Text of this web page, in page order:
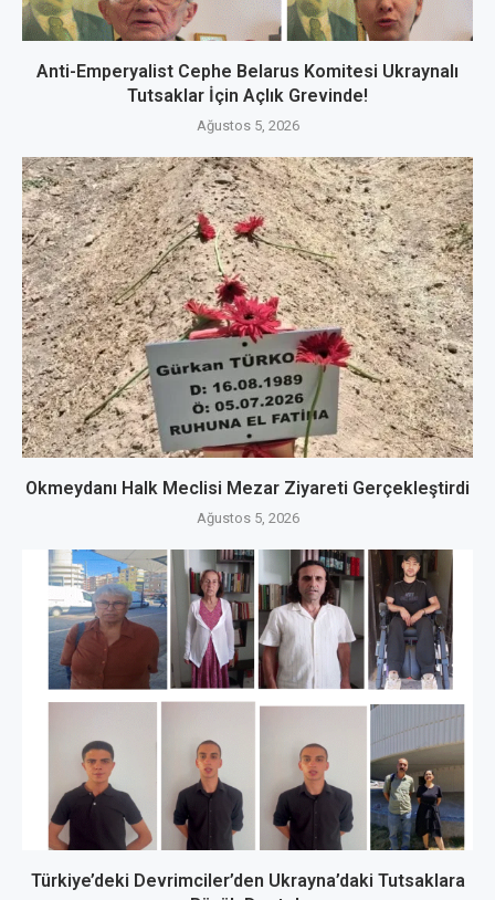
Anti-Emperyalist Cephe Belarus Komitesi Ukraynalı
Tutsaklar İçin Açlık Grevinde!
Ağustos 5, 2026
Okmeydanı Halk Meclisi Mezar Ziyareti Gerçekleştirdi
Ağustos 5, 2026
Türkiye’deki Devrimciler’den Ukrayna’daki Tutsaklara